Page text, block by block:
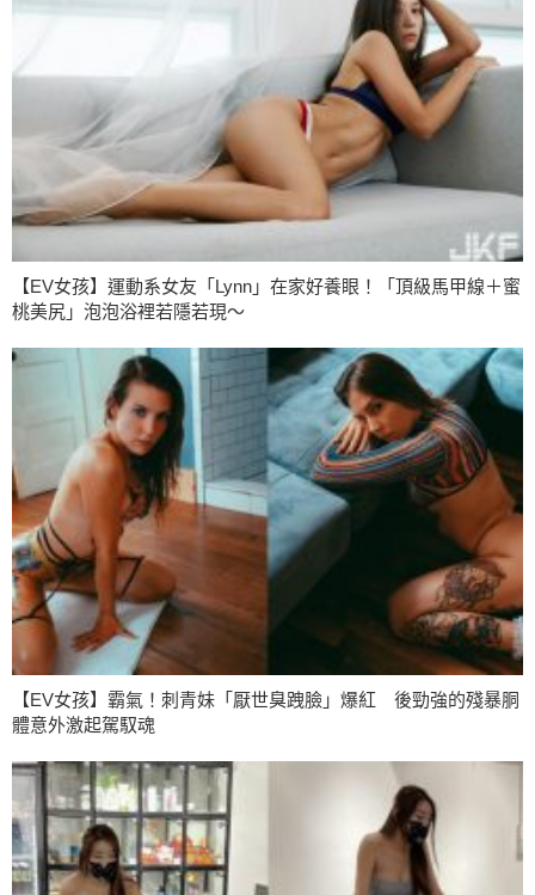
【EV女孩】運動系女友「Lynn」在家好養眼！「頂級馬甲線＋蜜
桃美尻」泡泡浴裡若隱若現～
【EV女孩】霸氣！刺青妹「厭世臭跩臉」爆紅 後勁強的殘暴胴
體意外激起駕馭魂